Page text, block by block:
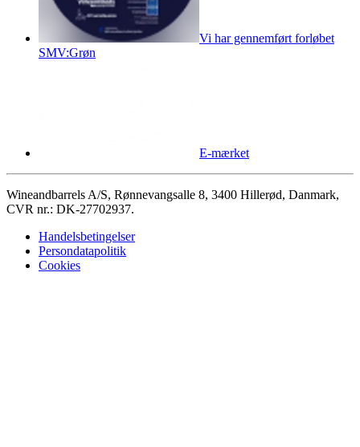
Vi har gennemført forløbet
SMV:Grøn
E-mærket
Wineandbarrels A/S, Rønnevangsalle 8, 3400 Hillerød, Danmark,
CVR nr.: DK-27702937.
Handelsbetingelser
Persondatapolitik
Cookies